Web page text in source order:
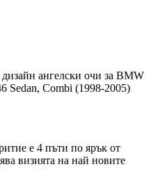
ангелски очи за BMW
Sedan, Combi (1998-2005)
е 4 пъти по ярък от
визията на най новите